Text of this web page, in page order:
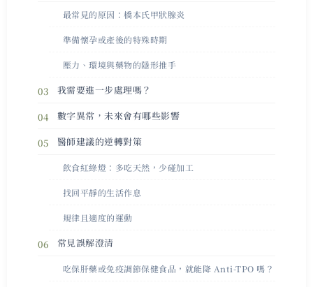
最常見的原因：橋本氏甲狀腺炎
準備懷孕或產後的特殊時期
壓力、環境與藥物的隱形推手
我需要進一步處理嗎？
數字異常，未來會有哪些影響
醫師建議的逆轉對策
飲食紅綠燈：多吃天然，少碰加工
找回平靜的生活作息
規律且適度的運動
常見誤解澄清
吃保肝藥或免疫調節保健食品，就能降 Anti-TPO 嗎？